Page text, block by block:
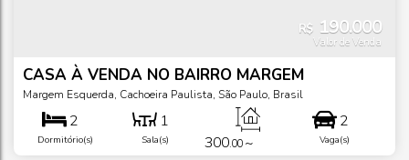
R$ 190.000
Valor de Venda
CASA À VENDA NO BAIRRO MARGEM
ESQUERDA, CACHOEIRA PAULISTA-SP
Margem Esquerda, Cachoeira Paulista, São Paulo, Brasil
2
Dormitório(s)
1
Sala(s)
300.00~
2
Vaga(s)